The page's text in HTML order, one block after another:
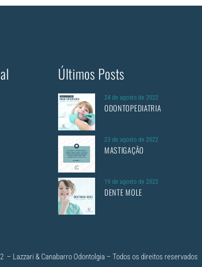
Últimos Posts
24 de agosto de 2022
ODONTOPEDIATRIA
23 de agosto de 2022
MASTIGAÇÃO
19 de agosto de 2022
DENTE MOLE
– Lazzari & Canabarro Odontolgia – Todos os direitos reservados